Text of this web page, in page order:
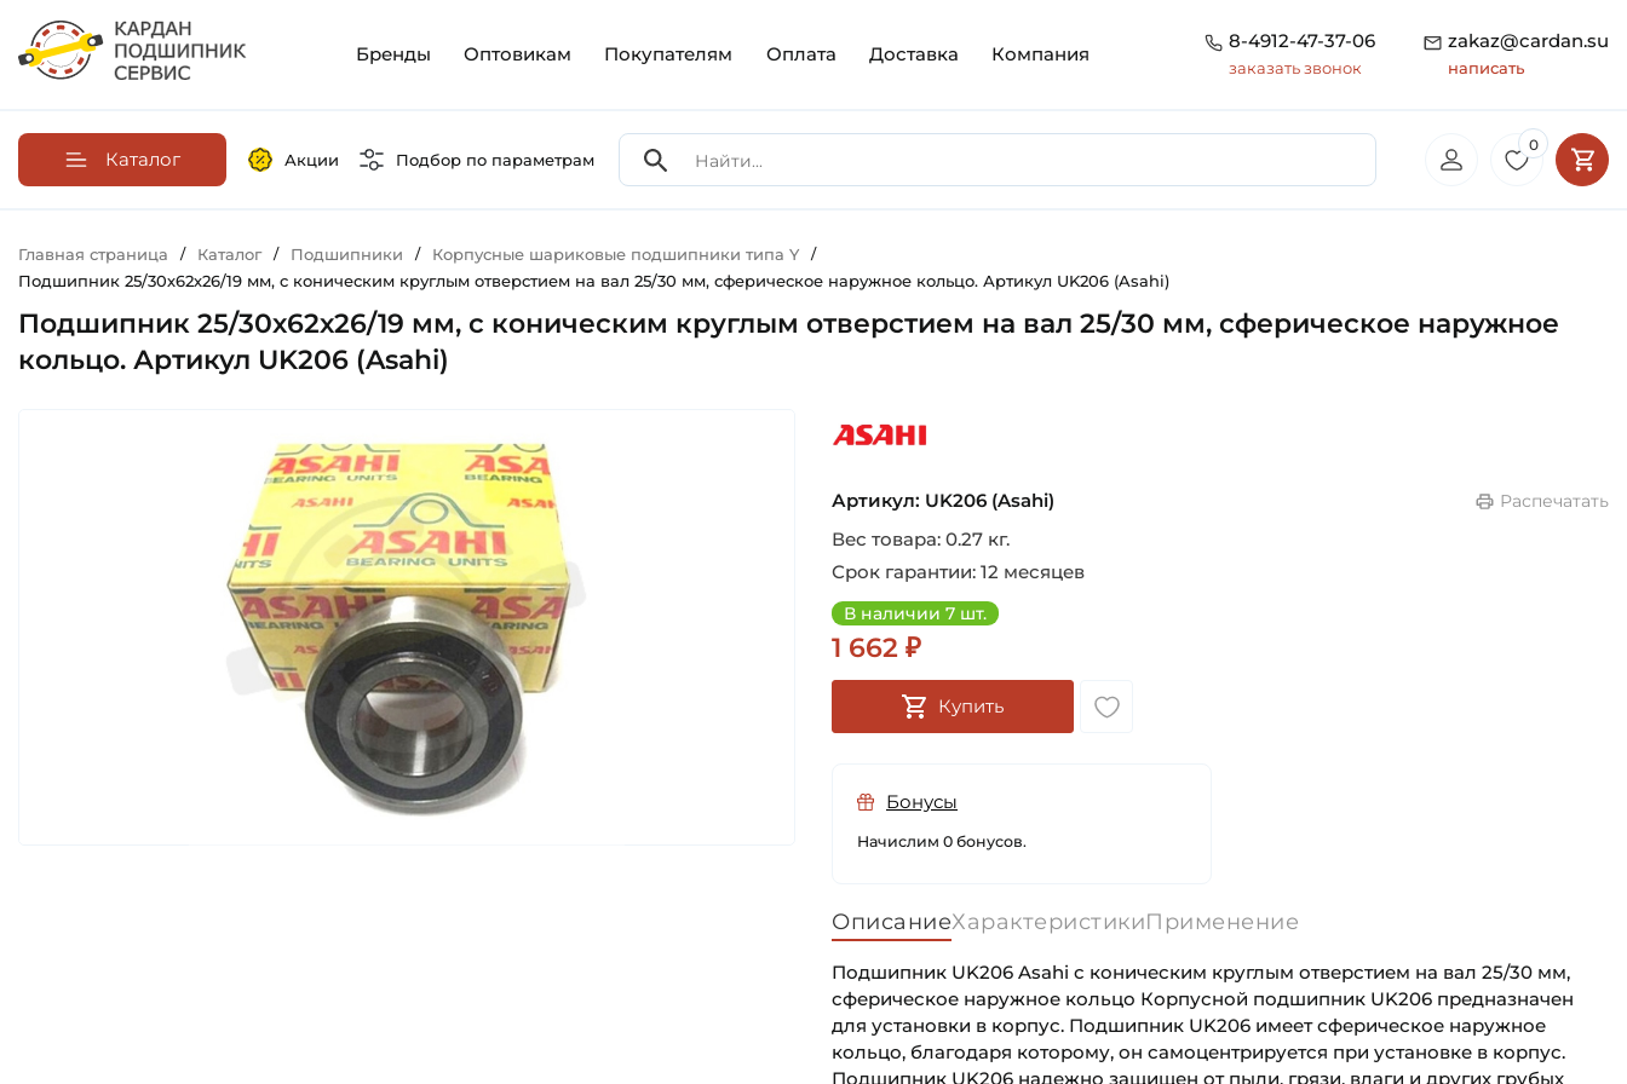
Бренды Оптовикам Покупателям Оплата Доставка Компания
8-4912-47-37-06
заказать звонок
zakaz@cardan.su
написать
Каталог Акции Подбор по параметрам
0
Главная страница / Каталог / Подшипники / Корпусные шариковые подшипники типа Y /
Подшипник 25/30х62х26/19 мм, c коническим круглым отверстием на вал 25/30 мм, сферическое наружное кольцо. Артикул UK206 (Asahi)
Подшипник 25/30х62х26/19 мм, c коническим круглым отверстием на вал 25/30 мм, сферическое наружное
кольцо. Артикул UK206 (Asahi)
Артикул: UK206 (Asahi)
Распечатать
Вес товара: 0.27 кг.
Срок гарантии: 12 месяцев
В наличии 7 шт.
1 662 ₽
Купить
Бонусы
Начислим 0 бонусов.
ОписаниеХарактеристикиПрименение
Подшипник UK206 Asahi с коническим круглым отверстием на вал 25/30 мм,
сферическое наружное кольцо Корпусной подшипник UK206 предназначен
для установки в корпус. Подшипник UK206 имеет сферическое наружное
кольцо, благодаря которому, он самоцентрируется при установке в корпус.
Подшипник UK206 надежно защищен от пыли, грязи, влаги и других грубых